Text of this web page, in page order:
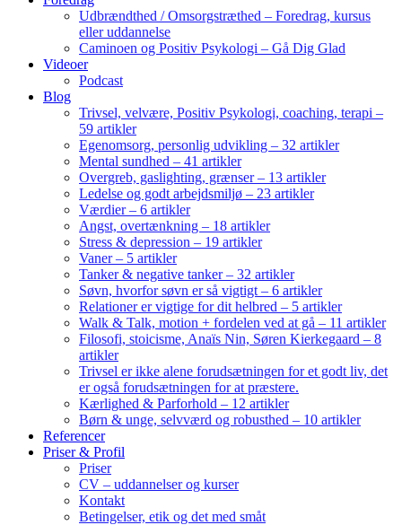
Udbrændthed / Omsorgstræthed – Foredrag, kursus
eller uddannelse
Caminoen og Positiv Psykologi – Gå Dig Glad
Videoer
Podcast
Blog
Trivsel, velvære, Positiv Psykologi, coaching, terapi –
59 artikler
Egenomsorg, personlig udvikling – 32 artikler
Mental sundhed – 41 artikler
Overgreb, gaslighting, grænser – 13 artikler
Ledelse og godt arbejdsmiljø – 23 artikler
Værdier – 6 artikler
Angst, overtænkning – 18 artikler
Stress & depression – 19 artikler
Vaner – 5 artikler
Tanker & negative tanker – 32 artikler
Søvn, hvorfor søvn er så vigtigt – 6 artikler
Relationer er vigtige for dit helbred – 5 artikler
Walk & Talk, motion + fordelen ved at gå – 11 artikler
Filosofi, stoicisme, Anaïs Nin, Søren Kierkegaard – 8
artikler
Trivsel er ikke alene forudsætningen for et godt liv, det
er også forudsætningen for at præstere.
Kærlighed & Parforhold – 12 artikler
Børn & unge, selvværd og robusthed – 10 artikler
Referencer
Priser & Profil
Priser
CV – uddannelser og kurser
Kontakt
Betingelser, etik og det med småt